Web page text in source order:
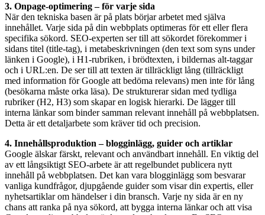
3. Onpage-optimering – för varje sida
När den tekniska basen är på plats börjar arbetet med själva
innehållet. Varje sida på din webbplats optimeras för ett eller flera
specifika sökord. SEO-experten ser till att sökordet förekommer i
sidans titel (title-tag), i metabeskrivningen (den text som syns under
länken i Google), i H1-rubriken, i brödtexten, i bildernas alt-taggar
och i URL:en. De ser till att texten är tillräckligt lång (tillräckligt
med information för Google att bedöma relevans) men inte för lång
(besökarna måste orka läsa). De strukturerar sidan med tydliga
rubriker (H2, H3) som skapar en logisk hierarki. De lägger till
interna länkar som binder samman relevant innehåll på webbplatsen.
Detta är ett detaljarbete som kräver tid och precision.
4. Innehållsproduktion – blogginlägg, guider och artiklar
Google älskar färskt, relevant och användbart innehåll. En viktig del
av ett långsiktigt SEO-arbete är att regelbundet publicera nytt
innehåll på webbplatsen. Det kan vara blogginlägg som besvarar
vanliga kundfrågor, djupgående guider som visar din expertis, eller
nyhetsartiklar om händelser i din bransch. Varje ny sida är en ny
chans att ranka på nya sökord, att bygga interna länkar och att visa